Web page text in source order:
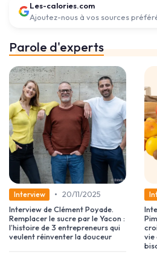
Les-calories.com
Ajoutez-nous à vos sources
Parole d'experts
Interview • 20/11/2025
Interview de Clément Poyade.
Remplacer le sucre par le Yacon :
l’histoire de 3 entrepreneurs qui
veulent réinventer la douceur
vie